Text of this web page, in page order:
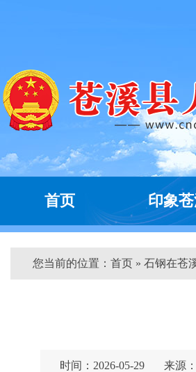
首页 印象
您当前的位置： 首页 » 石钢在苍
时间：2026-05-29 来源